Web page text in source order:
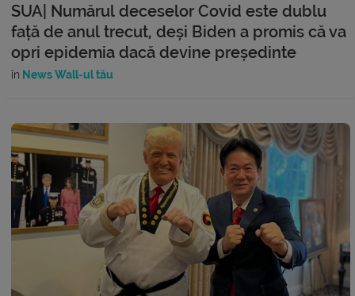
SUA| Numărul deceselor Covid este dublu
față de anul trecut, deși Biden a promis că va
opri epidemia dacă devine președinte
în News Wall-ul tău